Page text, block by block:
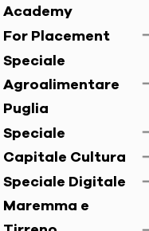
Academy
For Placement
Speciale
Agroalimentare
Puglia
Speciale
Capitale Cultura
Speciale Digitale
Maremma e